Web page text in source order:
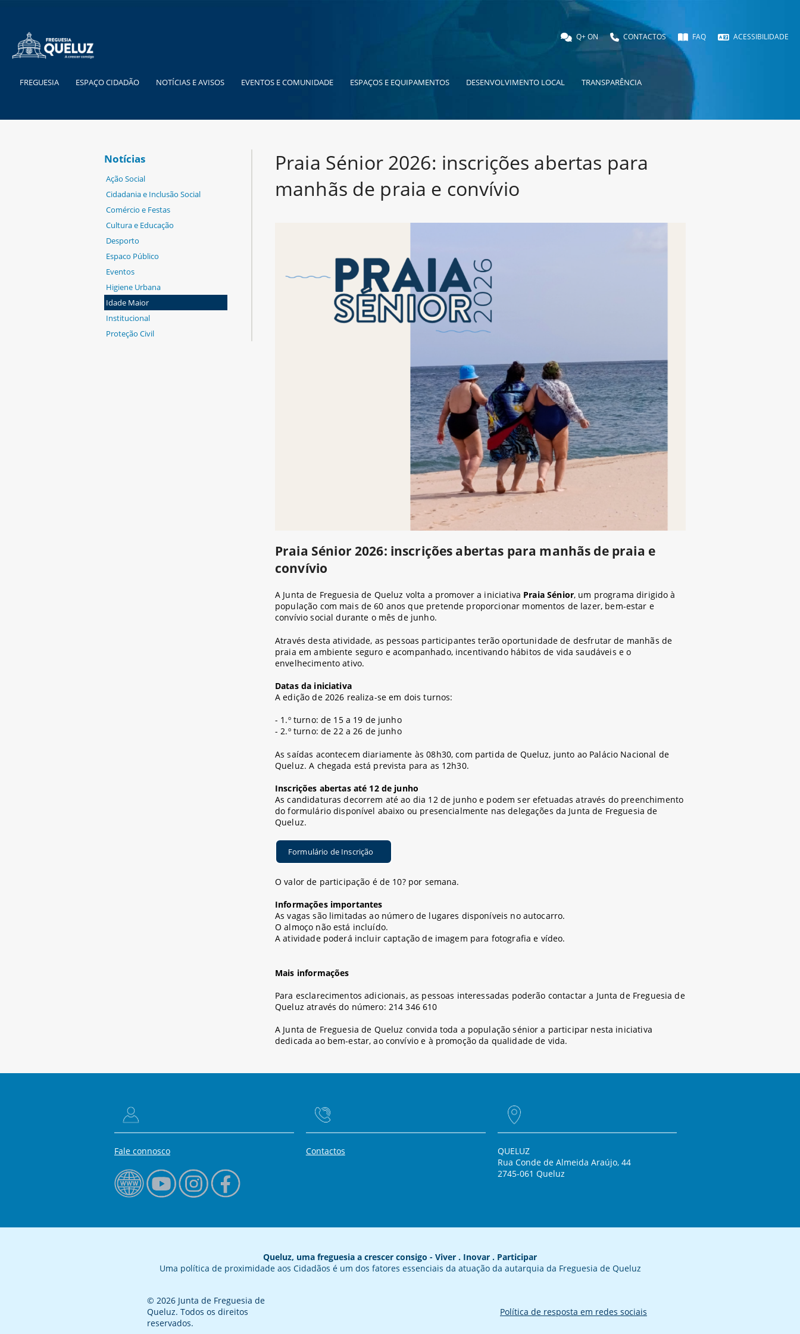
Q+ ON CONTACTOS FAQ ACESSIBILIDADE
FREGUESIA ESPAÇO CIDADÃO NOTÍCIAS E AVISOS EVENTOS E COMUNIDADE ESPAÇOS E EQUIPAMENTOS DESENVOLVIMENTO LOCAL TRANSPARÊNCIA
Notícias
Ação Social
Cidadania e Inclusão Social
Comércio e Festas
Cultura e Educação
Desporto
Espaco Público
Eventos
Higiene Urbana
Idade Maior
Institucional
Proteção Civil
Praia Sénior 2026: inscrições abertas para
manhãs de praia e convívio
Praia Sénior 2026: inscrições abertas para manhãs de praia e
convívio
A Junta de Freguesia de Queluz volta a promover a iniciativa Praia Sénior, um programa dirigido à
população com mais de 60 anos que pretende proporcionar momentos de lazer, bem-estar e
convívio social durante o mês de junho.
Através desta atividade, as pessoas participantes terão oportunidade de desfrutar de manhãs de
praia em ambiente seguro e acompanhado, incentivando hábitos de vida saudáveis e o
envelhecimento ativo.
Datas da iniciativa
A edição de 2026 realiza-se em dois turnos:
- 1.º turno: de 15 a 19 de junho
- 2.º turno: de 22 a 26 de junho
As saídas acontecem diariamente às 08h30, com partida de Queluz, junto ao Palácio Nacional de
Queluz. A chegada está prevista para as 12h30.
Inscrições abertas até 12 de junho
As candidaturas decorrem até ao dia 12 de junho e podem ser efetuadas através do preenchimento
do formulário disponível abaixo ou presencialmente nas delegações da Junta de Freguesia de
Queluz.
Formulário de Inscrição
O valor de participação é de 10? por semana.
Informações importantes
As vagas são limitadas ao número de lugares disponíveis no autocarro.
O almoço não está incluído.
A atividade poderá incluir captação de imagem para fotografia e vídeo.
Mais informações
Para esclarecimentos adicionais, as pessoas interessadas poderão contactar a Junta de Freguesia de
Queluz através do número: 214 346 610
A Junta de Freguesia de Queluz convida toda a população sénior a participar nesta iniciativa
dedicada ao bem-estar, ao convívio e à promoção da qualidade de vida.
Fale connosco Contactos
QUELUZ
Rua Conde de Almeida Araújo, 44
2745-061 Queluz
Queluz, uma freguesia a crescer consigo - Viver . Inovar . Participar
Uma política de proximidade aos Cidadãos é um dos fatores essenciais da atuação da autarquia da Freguesia de Queluz
© 2026 Junta de Freguesia de
Queluz. Todos os direitos
reservados.
Política de resposta em redes sociais